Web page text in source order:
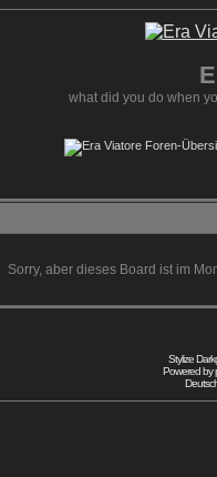
what did you do when
Sorry, aber dieses Board ist im
Stylize
Powered by